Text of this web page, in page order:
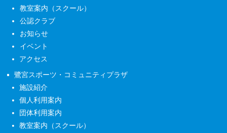
教室案内（スクール）
公認クラブ
お知らせ
イベント
アクセス
鷺宮スポーツ・コミュニティプラザ
施設紹介
個人利用案内
団体利用案内
教室案内（スクール）